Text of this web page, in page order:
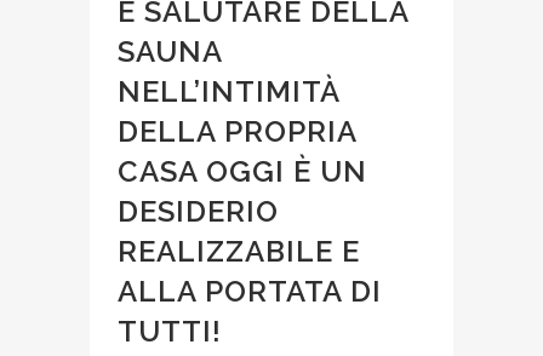
E SALUTARE DELLA
SAUNA
NELL’INTIMITÀ
DELLA PROPRIA
CASA OGGI È UN
DESIDERIO
REALIZZABILE E
ALLA PORTATA DI
TUTTI!